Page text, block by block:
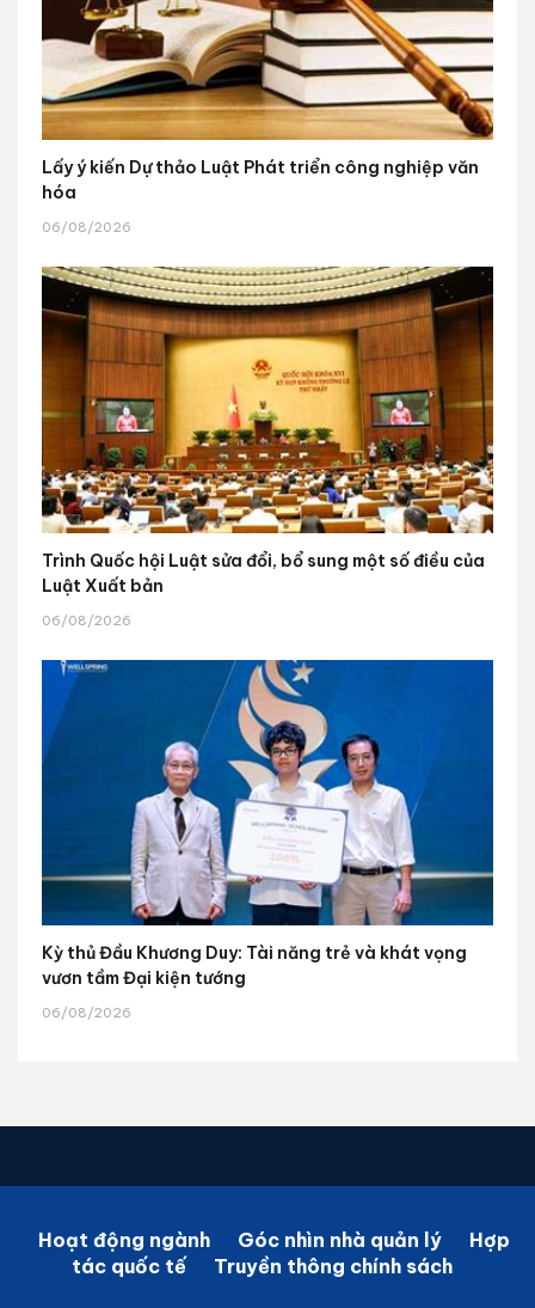
Lấy ý kiến Dự thảo Luật Phát triển công nghiệp văn
hóa
06/08/2026
Trình Quốc hội Luật sửa đổi, bổ sung một số điều của
Luật Xuất bản
06/08/2026
Kỳ thủ Đầu Khương Duy: Tài năng trẻ và khát vọng
vươn tầm Đại kiện tướng
06/08/2026
Hoạt động ngành Góc nhìn nhà quản lý
Hợp
tác quốc tế
Truyền thông chính sách